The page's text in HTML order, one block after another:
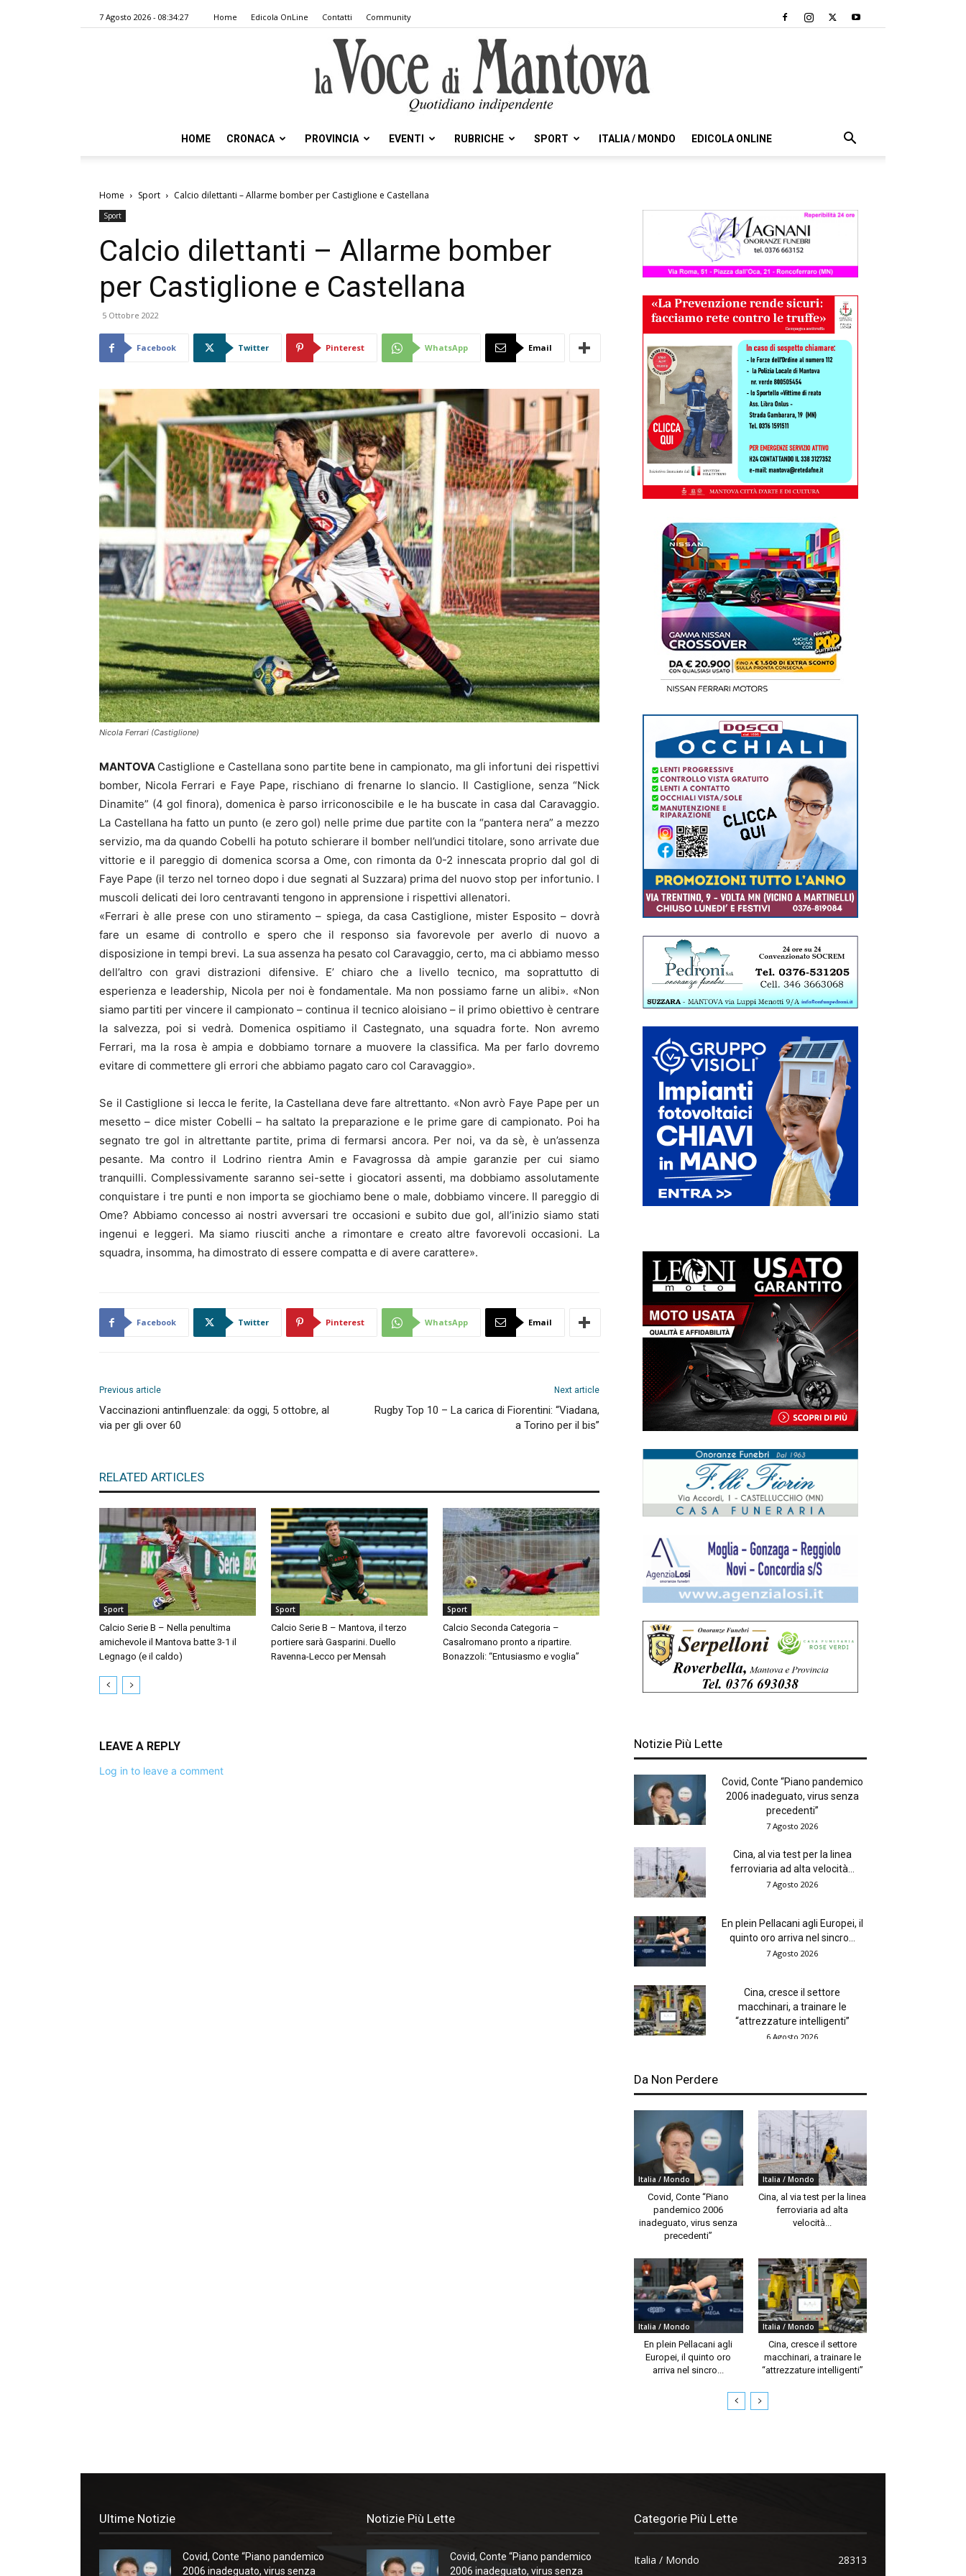
7 Agosto 2026 - 08:34:27 Home Edicola OnLine Contatti Community
Voce
Mantova
HOME CRONACA PROVINCIA EVENTI RUBRICHE SPORT ITALIA / MONDO EDICOLA ONLINE
Home Sport Calcio dilettanti – Allarme bomber per Castiglione e Castellana
Sport
Calcio dilettanti – Allarme bomber
per Castiglione e Castellana
5 Ottobre 2022
Facebook Twitter Pinterest WhatsApp Email
Nicola Ferrari (Castiglione)
MANTOVA Castiglione e Castellana sono partite bene in campionato, ma gli infortuni dei rispettivi
bomber, Nicola Ferrari e Faye Pape, rischiano di frenarne lo slancio. Il Castiglione, senza “Nick
Dinamite” (4 gol finora), domenica è parso irriconoscibile e le ha buscate in casa dal Caravaggio.
La Castellana ha fatto un punto (e zero gol) nelle prime due partite con la “pantera nera” a mezzo
servizio, ma da quando Cobelli ha potuto schierare il bomber nell’undici titolare, sono arrivate due
vittorie e il pareggio di domenica scorsa a Ome, con rimonta da 0-2 innescata proprio dal gol di
Faye Pape (il terzo nel torneo dopo i due segnati al Suzzara) prima del nuovo stop per infortunio. I
muscoli delicati dei loro centravanti tengono in apprensione i rispettivi allenatori.
«Ferrari è alle prese con uno stiramento – spiega, da casa Castiglione, mister Esposito – dovrà
fare un esame di controllo e spero che il responso sia favorevole per averlo di nuovo a
disposizione in tempi brevi. La sua assenza ha pesato col Caravaggio, certo, ma ci abbiamo messo
dell’altro con gravi distrazioni difensive. E’ chiaro che a livello tecnico, ma soprattutto di
esperienza e leadership, Nicola per noi è fondamentale. Ma non possiamo farne un alibi». «Non
siamo partiti per vincere il campionato – continua il tecnico aloisiano – il primo obiettivo è centrare
la salvezza, poi si vedrà. Domenica ospitiamo il Castegnato, una squadra forte. Non avremo
Ferrari, ma la rosa è ampia e dobbiamo tornare a muovere la classifica. Ma per farlo dovremo
evitare di commettere gli errori che abbiamo pagato caro col Caravaggio».
Se il Castiglione si lecca le ferite, la Castellana deve fare altrettanto. «Non avrò Faye Pape per un
mesetto – dice mister Cobelli – ha saltato la preparazione e le prime gare di campionato. Poi ha
segnato tre gol in altrettante partite, prima di fermarsi ancora. Per noi, va da sè, è un’assenza
pesante. Ma contro il Lodrino rientra Amin e Favagrossa dà ampie garanzie per cui siamo
tranquilli. Complessivamente saranno sei-sette i giocatori assenti, ma dobbiamo assolutamente
conquistare i tre punti e non importa se giochiamo bene o male, dobbiamo vincere. Il pareggio di
Ome? Abbiamo concesso ai nostri avversari tre occasioni e subito due gol, all’inizio siamo stati
ingenui e leggeri. Ma siamo riusciti anche a rimontare e creato altre favorevoli occasioni. La
squadra, insomma, ha dimostrato di essere compatta e di avere carattere».
Facebook Twitter Pinterest WhatsApp Email
Previous article
Vaccinazioni antinfluenzale: da oggi, 5 ottobre, al
via per gli over 60
Next article
Rugby Top 10 – La carica di Fiorentini: “Viadana,
a Torino per il bis”
RELATED ARTICLES
Sport
Calcio Serie B – Nella penultima
amichevole il Mantova batte 3-1 il
Legnago (e il caldo)
Sport
Calcio Serie B – Mantova, il terzo
portiere sarà Gasparini. Duello
Ravenna-Lecco per Mensah
Sport
Calcio Seconda Categoria –
Casalromano pronto a ripartire.
Bonazzoli: “Entusiasmo e voglia”
LEAVE A REPLY
Log in to leave a comment
Notizie Più Lette
Covid, Conte “Piano pandemico
2006 inadeguato, virus senza
precedenti”
7 Agosto 2026
Cina, al via test per la linea
ferroviaria ad alta velocità...
7 Agosto 2026
En plein Pellacani agli Europei, il
quinto oro arriva nel sincro...
7 Agosto 2026
Cina, cresce il settore
macchinari, a trainare le
“attrezzature intelligenti”
6 Agosto 2026
Da Non Perdere
Italia / Mondo
Covid, Conte “Piano
pandemico 2006
inadeguato, virus senza
precedenti”
Italia / Mondo
Cina, al via test per la linea
ferroviaria ad alta
velocità...
Italia / Mondo
En plein Pellacani agli
Europei, il quinto oro
arriva nel sincro...
Italia / Mondo
Cina, cresce il settore
macchinari, a trainare le
“attrezzature intelligenti”
Ultime Notizie
Covid, Conte “Piano pandemico
2006 inadeguato, virus senza
Notizie Più Lette
Covid, Conte “Piano pandemico
2006 inadeguato, virus senza
Categorie Più Lette
Italia / Mondo
28313